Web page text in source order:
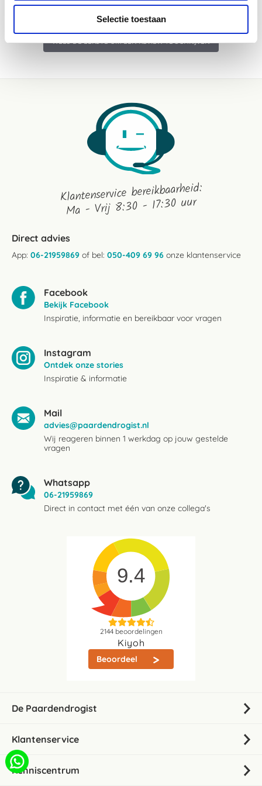
Selectie toestaan
WEES DE EERSTE OM EEN REVIEW TE SCHRIJVEN
Klantenservice bereikbaarheid:
Ma - Vrij 8:30 - 17:30 uur
Direct advies
App: 06-21959869 of bel: 050-409 69 96 onze klantenservice
Facebook
Bekijk Facebook
Inspiratie, informatie en bereikbaar voor vragen
Instagram
Ontdek onze stories
Inspiratie & informatie
Mail
advies@paardendrogist.nl
Wij reageren binnen 1 werkdag op jouw gestelde
vragen
Whatsapp
06-21959869
Direct in contact met één van onze collega's
9.4
2144beoordelingen
Kiyoh
Beoordeel
De Paardendrogist
Klantenservice
Kenniscentrum